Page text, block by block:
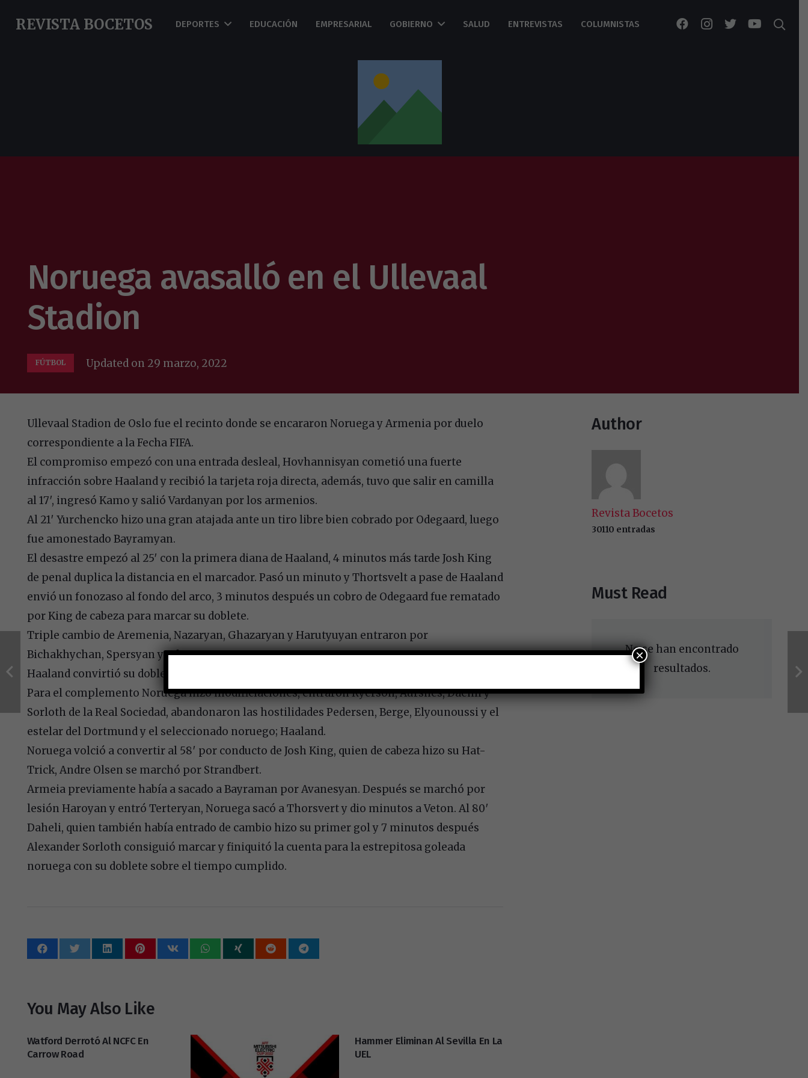
REVISTA BOCETOS DEPORTES EDUCACIÓN EMPRESARIAL GOBIERNO SALUD ENTREVISTAS COLUMNISTAS
Noruega avasalló en el Ullevaal
Stadion
FÚTBOL Updated on 29 marzo, 2022
Ullevaal Stadion de Oslo fue el recinto donde se encararon Noruega y Armenia por duelo
correspondiente a la Fecha FIFA.
El compromiso empezó con una entrada desleal, Hovhannisyan cometió una fuerte
infracción sobre Haaland y recibió la tarjeta roja directa, además, tuvo que salir en camilla
al 17′, ingresó Kamo y salió Vardanyan por los armenios.
Al 21′ Yurchencko hizo una gran atajada ante un tiro libre bien cobrado por Odegaard, luego
fue amonestado Bayramyan.
El desastre empezó al 25′ con la primera diana de Haaland, 4 minutos más tarde Josh King
de penal duplica la distancia en el marcador. Pasó un minuto y Thortsvelt a pase de Haaland
envió un fonozaso al fondo del arco, 3 minutos después un cobro de Odegaard fue rematado
por King de cabeza para marcar su doblete.
Triple cambio de Aremenia, Nazaryan, Ghazaryan y Harutyuyan entraron por
Bichakhychan, Spersyan y Udo.
Haaland convirtió su doblete al 45′ y así nos fuimos al intervalo.
Para el complemento Noruega hizo modificiaciones, entraron Ryerson, Aursnes, Daehli y
Sorloth de la Real Sociedad, abandonaron las hostilidades Pedersen, Berge, Elyounoussi y el
estelar del Dortmund y el seleccionado noruego; Haaland.
Noruega volció a convertir al 58′ por conducto de Josh King, quien de cabeza hizo su Hat-
Trick, Andre Olsen se marchó por Strandbert.
Armeia previamente había a sacado a Bayraman por Avanesyan. Después se marchó por
lesión Haroyan y entró Terteryan, Noruega sacó a Thorsvert y dio minutos a Veton. Al 80′
Daheli, quien también había entrado de cambio hizo su primer gol y 7 minutos después
Alexander Sorloth consiguió marcar y finiquitó la cuenta para la estrepitosa goleada
noruega con su doblete sobre el tiempo cumplido.
You May Also Like
Watford Derrotó Al NCFC En
Carrow Road
Hammer Eliminan Al Sevilla En La
UEL
Author
Revista Bocetos
30110 entradas
Must Read
No se han encontrado
resultados.
×